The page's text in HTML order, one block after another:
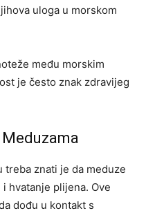
uloga u morskom
među morskim
je često znak zdravijeg
znati je da meduze
hvatanje plijena. Ove
dođu u kontakt s